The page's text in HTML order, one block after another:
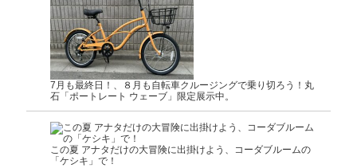
7月も最終日！、８月も自転車クルージングで乗り切ろう！丸
石「ポートレート ウェーブ」限定展示中。
この夏 アナタだけの大冒険に出掛けよう、コーダブルームの
「ケシキ」で！